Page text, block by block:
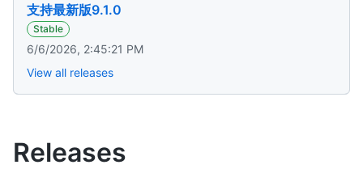
支持最新版9.1.0
Stable
6/6/2026, 2:45:21 PM
View all releases
Releases